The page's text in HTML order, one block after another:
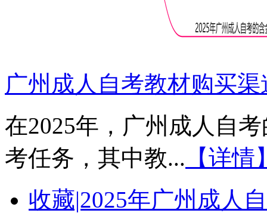
广州成人自考教材购买
在2025年，广州成人自
考任务，其中教... 【详情
收藏|2025年广州成人